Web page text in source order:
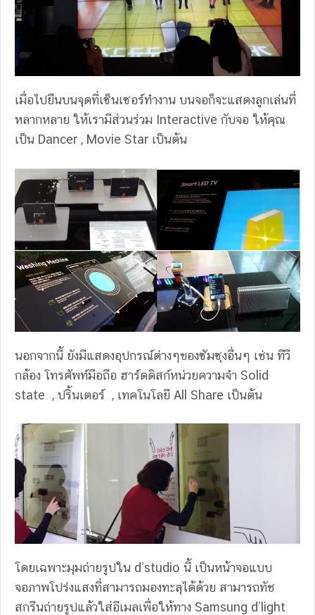
เมื่อไปยืนบนจุดที่เซ็นเซอร์ทำงาน บนจอก็จะแสดงลูกเล่นที่
หลากหลาย ให้เรามีส่วนร่วม Interactive กับจอ ให้คุณ
เป็น Dancer , Movie Star เป็นต้น
นอกจากนี้ ยังมีแสดงอุปกรณ์ต่างๆของซัมซุงอื่นๆ เช่น ทีวี
กล้อง โทรศัพท์มือถือ ฮาร์ดดิสก์หน่วยความจำ Solid
state , ปริ้นเตอร์ , เทคโนโลยี All Share เป็นต้น
โดยเฉพาะมุมถ่ายรูปใน d’studio นี้ เป็นหน้าจอแบบ
จอภาพโปร่งแสงที่สามารถมองทะลุได้ด้วย สามารถทัช
สกรีนถ่ายรูปแล้วใส่อีเมลเพื่อให้ทาง Samsung d’light